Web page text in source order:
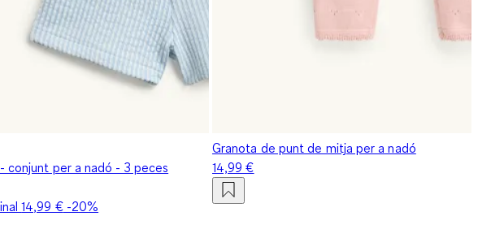
conjunt per a nadó - 3 peces
14,99 €-20%
Granota de punt de mitja per a nadó
14,99 €